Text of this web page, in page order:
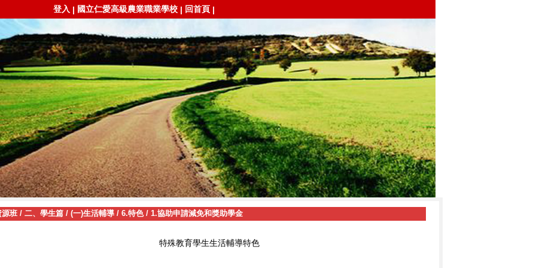
登入 | 國立仁愛高級農業職業學校 | 回首頁 |
源班/ 二、學生篇/ (一)生活輔導/ 6.特色/ 1.協助申請減免和獎助學金
特殊教育學生生活輔導特色